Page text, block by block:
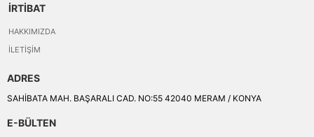
İRTİBAT
HAKKIMIZDA
İLETIŞIM
ADRES
SAHİBATA MAH. BAŞARALI CAD. NO:55 42040 MERAM / KONYA
E-BÜLTEN